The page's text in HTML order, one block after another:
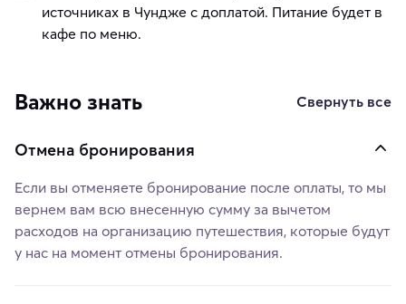
источниках в Чундже с доплатой. Питание будет в
кафе по меню.
Важно знать Свернуть все
Отмена бронирования
Если вы отменяете бронирование после оплаты, то мы
вернем вам всю внесенную сумму за вычетом
расходов на организацию путешествия, которые будут
у нас на момент отмены бронирования.